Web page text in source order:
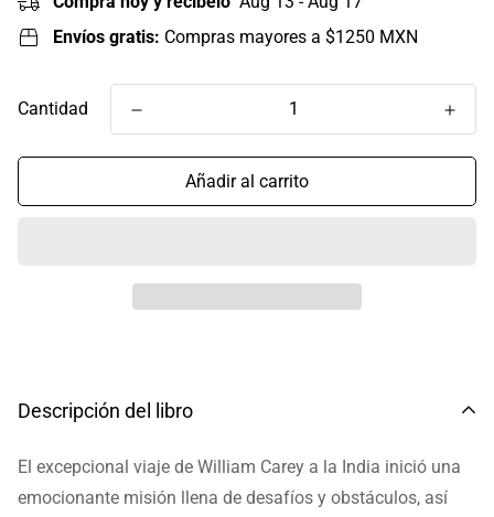
Envíos gratis: Compras mayores a $1250 MXN
Cantidad
Añadir al carrito
Descripción del libro
El excepcional viaje de William Carey a la India inició una
emocionante misión llena de desafíos y obstáculos, así